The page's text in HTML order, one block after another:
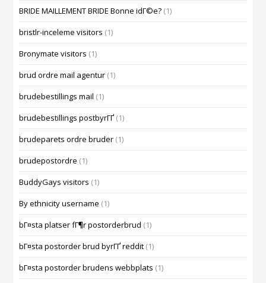
BRIDE MAILLEMENT BRIDE Bonne idГ©e? (1)
bristlr-inceleme visitors (1)
Bronymate visitors (1)
brud ordre mail agentur (1)
brudebestillings mail (1)
brudebestillings postbyrГҐ (1)
brudeparets ordre bruder (1)
brudepostordre (1)
BuddyGays visitors (1)
By ethnicity username (1)
bГ¤sta platser fГ¶r postorderbrud (1)
bГ¤sta postorder brud byrГҐ reddit (1)
bГ¤sta postorder brudens webbplats (1)